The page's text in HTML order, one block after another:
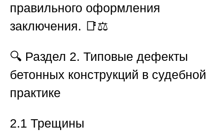
правильного оформления
заключения. 📑⚖️
🔍 Раздел 2. Типовые дефекты
бетонных конструкций в судебной
практике
2.1 Трещины